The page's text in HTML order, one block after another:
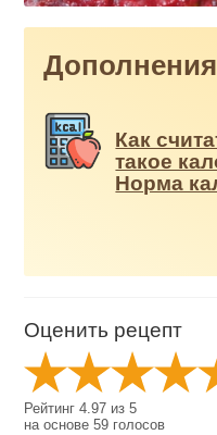
Как
такое
Норма
Оценить рецепт
Рейтинг4.97 из5
на основе59 голосов